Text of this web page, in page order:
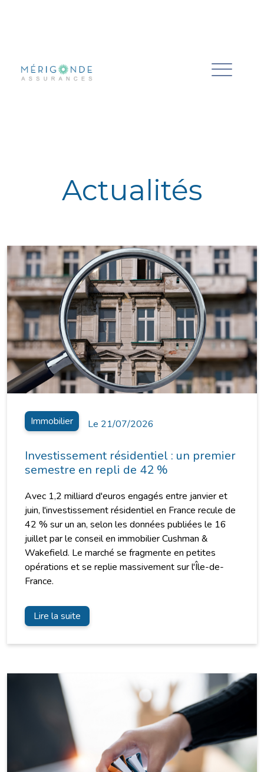
Actualités
Immobilier Le 21/07/2026
Investissement résidentiel : un premier
semestre en repli de 42 %
Avec 1,2 milliard d'euros engagés entre janvier et
juin, l'investissement résidentiel en France recule de
42 % sur un an, selon les données publiées le 16
juillet par le conseil en immobilier Cushman &
Wakefield. Le marché se fragmente en petites
opérations et se replie massivement sur l'Île-de-
France.
Lire la suite